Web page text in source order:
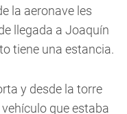
la aeronave les
llegada a Joaquín
tiene una estancia.
y desde la torre
que estaba